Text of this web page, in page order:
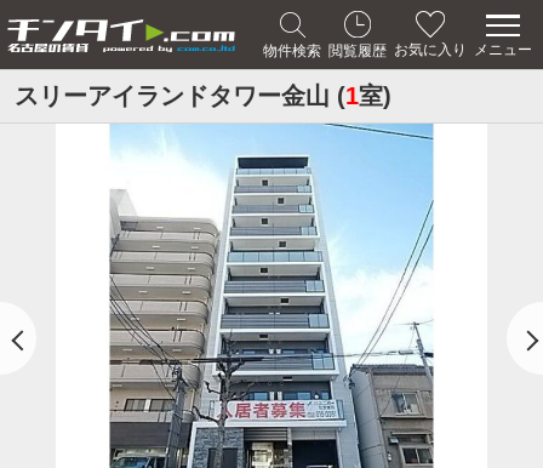
物件検索 閲覧履歴 お気に入り メニュー
スリーアイランドタワー金山 (1室)